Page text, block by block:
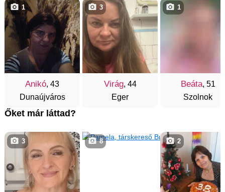
Anikó, 43
Dunaújváros
1
Virág, 44
Eger
3
Beáta, 51
Szolnok
1
Őket már láttad?
3 8 2